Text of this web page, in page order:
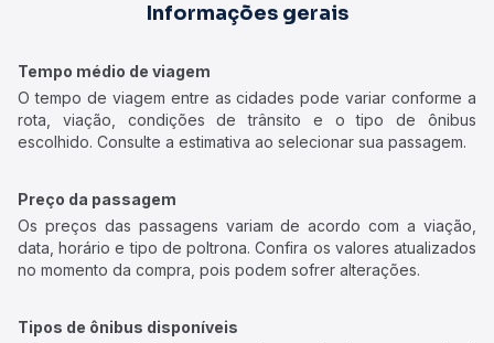
Informações gerais
Tempo médio de viagem
O tempo de viagem entre as cidades pode variar conforme a
rota, viação, condições de trânsito e o tipo de ônibus
escolhido. Consulte a estimativa ao selecionar sua passagem.
Preço da passagem
Os preços das passagens variam de acordo com a viação,
data, horário e tipo de poltrona. Confira os valores atualizados
no momento da compra, pois podem sofrer alterações.
Tipos de ônibus disponíveis